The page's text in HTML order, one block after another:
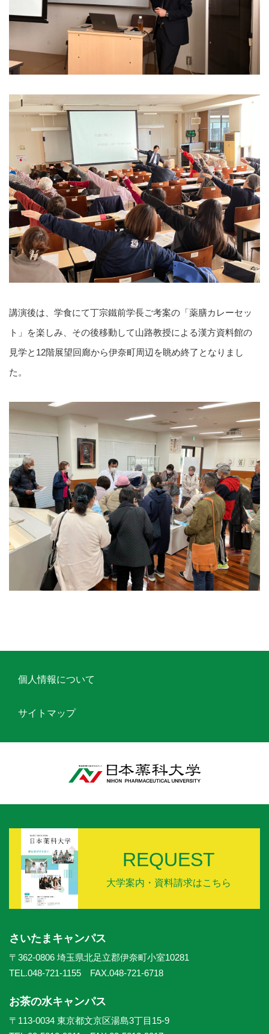
講演後は、学食にて丁宗鐵前学長ご考案の「薬膳カレーセッ
ト」を楽しみ、その後移動して山路教授による漢方資料館の
見学と12階展望回廊から伊奈町周辺を眺め終了となりまし
た。
個人情報について
サイトマップ
REQUEST
大学案内・資料請求はこちら
さいたまキャンパス
〒362-0806 埼玉県北足立郡伊奈町小室10281
TEL.048-721-1155 FAX.048-721-6718
お茶の水キャンパス
〒113-0034 東京都文京区湯島3丁目15-9